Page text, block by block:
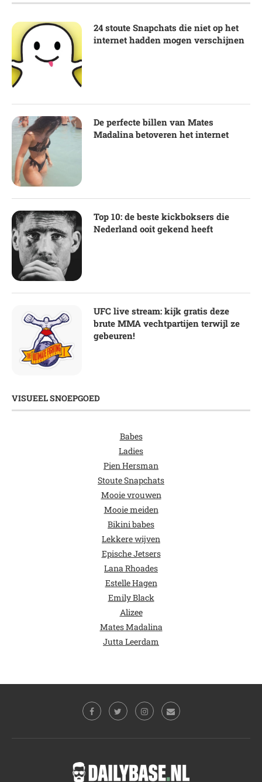
24 stoute Snapchats die niet op het
internet hadden mogen verschijnen
De perfecte billen van Mates
Madalina betoveren het internet
Top 10: de beste kickboksers die
Nederland ooit gekend heeft
UFC live stream: kijk gratis deze
brute MMA vechtpartijen terwijl ze
gebeuren!
VISUEEL SNOEPGOED
Babes
Ladies
Pien Hersman
Stoute Snapchats
Mooie vrouwen
Mooie meiden
Bikini babes
Lekkere wijven
Epische Jetsers
Lana Rhoades
Estelle Hagen
Emily Black
Alizee
Mates Madalina
Jutta Leerdam